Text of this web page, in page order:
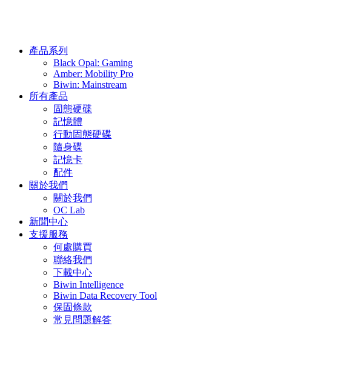
產品系列
Black Opal: Gaming
Amber: Mobility Pro
Biwin: Mainstream
所有產品
固態硬碟
記憶體
行動固態硬碟
隨身碟
記憶卡
配件
關於我們
關於我們
OC Lab
新聞中心
支援服務
何處購買
聯絡我們
下載中心
Biwin Intelligence
Biwin Data Recovery Tool
保固條款
常見問題解答